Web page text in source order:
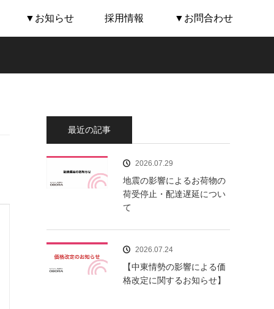
▼お知らせ 採用情報 ▼お問合わせ
最近の記事
2026.07.29
地震の影響によるお荷物の
荷受停止・配達遅延につい
て
2026.07.24
【中東情勢の影響による価
格改定に関するお知らせ】